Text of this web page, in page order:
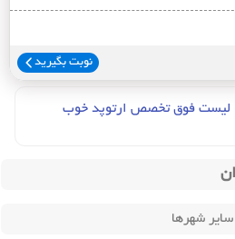
نوبت بگیرید
لیست فوق تخصص ارتوپد خوب
شهرها